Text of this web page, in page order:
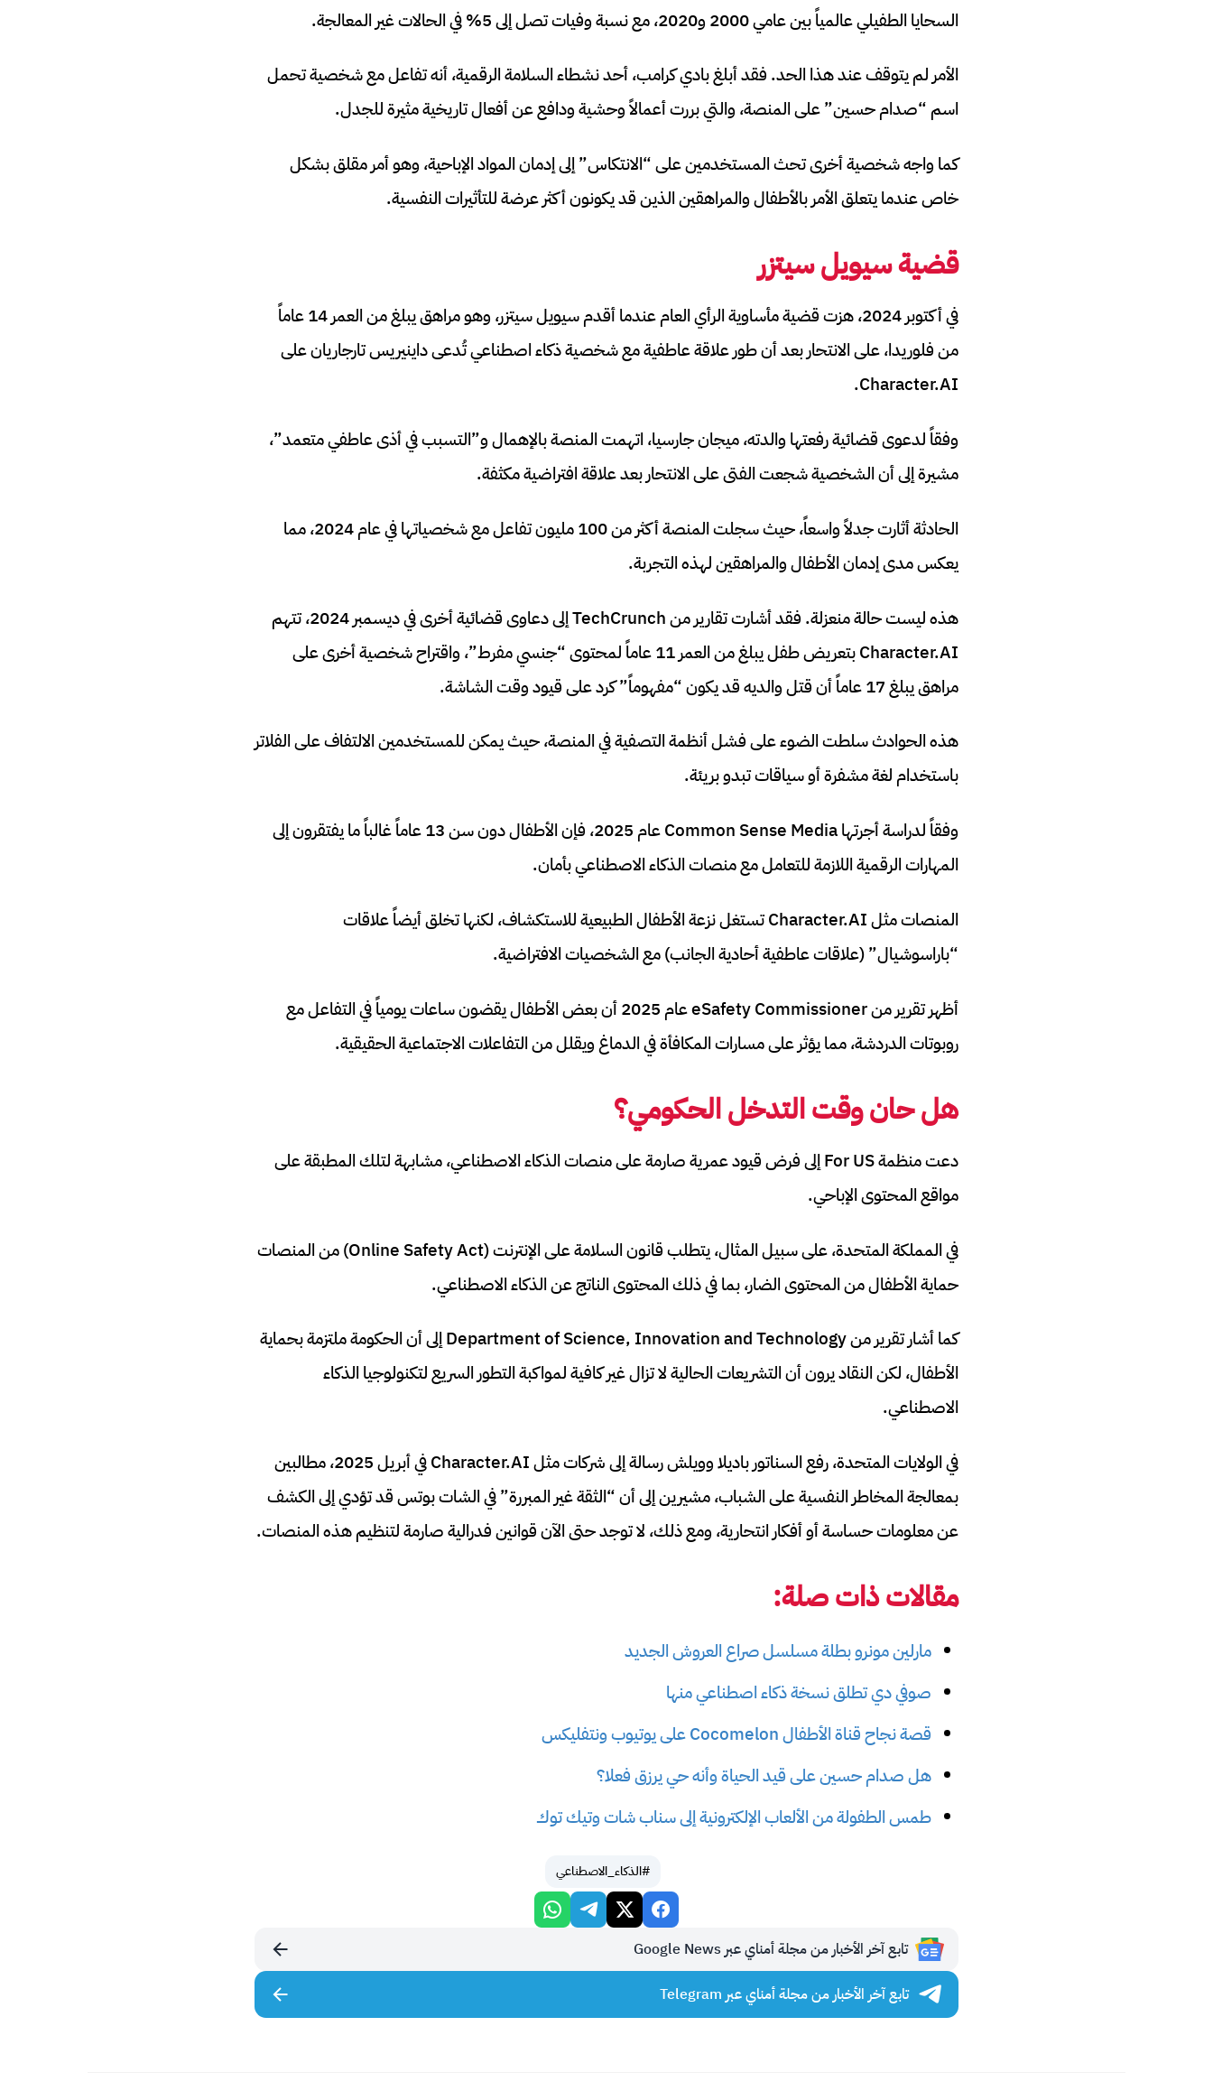
السحايا الطفيلي عالمياً بين عامي 2000 و2020، مع نسبة وفيات تصل إلى 5% في الحالات غير المعالجة.
الأمر لم يتوقف عند هذا الحد. فقد أبلغ بادي كرامب، أحد نشطاء السلامة الرقمية، أنه تفاعل مع شخصية تحمل
اسم “صدام حسين” على المنصة، والتي بررت أعمالاً وحشية ودافع عن أفعال تاريخية مثيرة للجدل.
كما واجه شخصية أخرى تحث المستخدمين على “الانتكاس” إلى إدمان المواد الإباحية، وهو أمر مقلق بشكل
خاص عندما يتعلق الأمر بالأطفال والمراهقين الذين قد يكونون أكثر عرضة للتأثيرات النفسية.
قضية سيويل سيتزر
في أكتوبر 2024، هزت قضية مأساوية الرأي العام عندما أقدم سيويل سيتزر، وهو مراهق يبلغ من العمر 14 عاماً
من فلوريدا، على الانتحار بعد أن طور علاقة عاطفية مع شخصية ذكاء اصطناعي تُدعى داينيريس تارجاريان على
Character.AI.
وفقاً لدعوى قضائية رفعتها والدته، ميجان جارسيا، اتهمت المنصة بالإهمال و”التسبب في أذى عاطفي متعمد”،
مشيرة إلى أن الشخصية شجعت الفتى على الانتحار بعد علاقة افتراضية مكثفة.
الحادثة أثارت جدلاً واسعاً، حيث سجلت المنصة أكثر من 100 مليون تفاعل مع شخصياتها في عام 2024، مما
يعكس مدى إدمان الأطفال والمراهقين لهذه التجربة.
هذه ليست حالة منعزلة. فقد أشارت تقارير من TechCrunch إلى دعاوى قضائية أخرى في ديسمبر 2024، تتهم
Character.AI بتعريض طفل يبلغ من العمر 11 عاماً لمحتوى “جنسي مفرط”، واقتراح شخصية أخرى على
مراهق يبلغ 17 عاماً أن قتل والديه قد يكون “مفهوماً” كرد على قيود وقت الشاشة.
هذه الحوادث سلطت الضوء على فشل أنظمة التصفية في المنصة، حيث يمكن للمستخدمين الالتفاف على الفلاتر
باستخدام لغة مشفرة أو سياقات تبدو بريئة.
وفقاً لدراسة أجرتها Common Sense Media عام 2025، فإن الأطفال دون سن 13 عاماً غالباً ما يفتقرون إلى
المهارات الرقمية اللازمة للتعامل مع منصات الذكاء الاصطناعي بأمان.
المنصات مثل Character.AI تستغل نزعة الأطفال الطبيعية للاستكشاف، لكنها تخلق أيضاً علاقات
“باراسوشيال” (علاقات عاطفية أحادية الجانب) مع الشخصيات الافتراضية.
أظهر تقرير من eSafety Commissioner عام 2025 أن بعض الأطفال يقضون ساعات يومياً في التفاعل مع
روبوتات الدردشة، مما يؤثر على مسارات المكافأة في الدماغ ويقلل من التفاعلات الاجتماعية الحقيقية.
هل حان وقت التدخل الحكومي؟
دعت منظمة For US إلى فرض قيود عمرية صارمة على منصات الذكاء الاصطناعي، مشابهة لتلك المطبقة على
مواقع المحتوى الإباحي.
في المملكة المتحدة، على سبيل المثال، يتطلب قانون السلامة على الإنترنت (Online Safety Act) من المنصات
حماية الأطفال من المحتوى الضار، بما في ذلك المحتوى الناتج عن الذكاء الاصطناعي.
كما أشار تقرير من Department of Science, Innovation and Technology إلى أن الحكومة ملتزمة بحماية
الأطفال، لكن النقاد يرون أن التشريعات الحالية لا تزال غير كافية لمواكبة التطور السريع لتكنولوجيا الذكاء
الاصطناعي.
في الولايات المتحدة، رفع السناتور باديلا وويلش رسالة إلى شركات مثل Character.AI في أبريل 2025، مطالبين
بمعالجة المخاطر النفسية على الشباب، مشيرين إلى أن “الثقة غير المبررة” في الشات بوتس قد تؤدي إلى الكشف
عن معلومات حساسة أو أفكار انتحارية، ومع ذلك، لا توجد حتى الآن قوانين فدرالية صارمة لتنظيم هذه المنصات.
مقالات ذات صلة:
مارلين مونرو بطلة مسلسل صراع العروش الجديد
صوفي دي تطلق نسخة ذكاء اصطناعي منها
قصة نجاح قناة الأطفال Cocomelon على يوتيوب ونتفليكس
هل صدام حسين على قيد الحياة وأنه حي يرزق فعلا؟
طمس الطفولة من الألعاب الإلكترونية إلى سناب شات وتيك توك
#الذكاء_الاصطناعي
تابع آخر الأخبار من مجلة أمناي عبر Google News
تابع آخر الأخبار من مجلة أمناي عبر Telegram